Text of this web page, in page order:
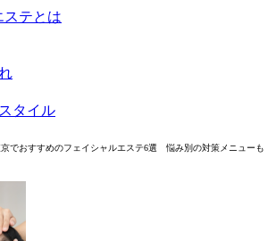
ステとは
タイル
でおすすめのフェイシャルエステ6選 悩み別の対策メニューも